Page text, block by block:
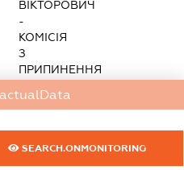
ВІКТОРОВИЧ
-
КОМІСІЯ
З
ПРИПИНЕННЯ
З
ЛІКВІДАЦІЙНА
КОМІСІЯ)
dossier.position
SEARCH.ONMONITORING